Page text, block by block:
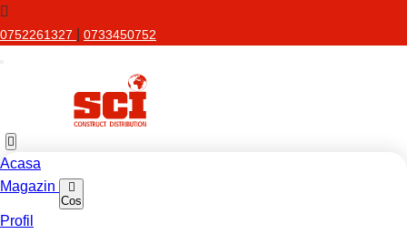
0752261327 0733450752
Acasa
Magazin
Cos
Profil